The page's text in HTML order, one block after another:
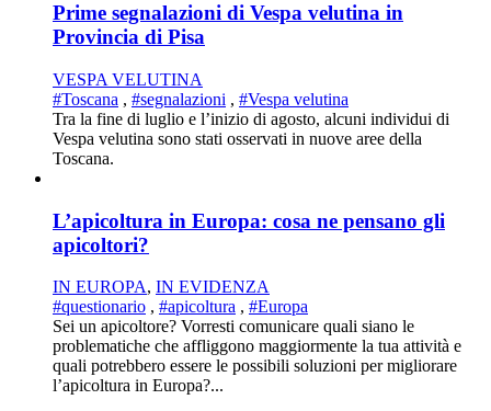
Prime segnalazioni di Vespa velutina in
Provincia di Pisa
VESPA VELUTINA
#Toscana , #segnalazioni , #Vespa velutina
Tra la fine di luglio e l’inizio di agosto, alcuni individui di
Vespa velutina sono stati osservati in nuove aree della
Toscana.
L’apicoltura in Europa: cosa ne pensano gli
apicoltori?
IN EUROPA, IN EVIDENZA
#questionario , #apicoltura , #Europa
Sei un apicoltore? Vorresti comunicare quali siano le
problematiche che affliggono maggiormente la tua attività e
quali potrebbero essere le possibili soluzioni per migliorare
l’apicoltura in Europa?...